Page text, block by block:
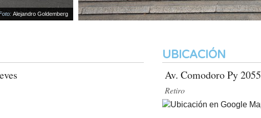
Alejandro Goldemberg
UBICACIÓN
Av. Comodoro Py 2055
Retiro